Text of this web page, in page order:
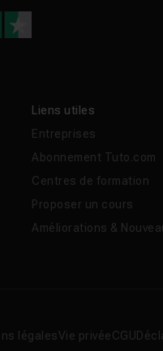
Liens utiles
Entreprises
Abonnement Tuto.com
Centres de formation
Proposer un cours
Améliorations &
légalesVie privéeCGU